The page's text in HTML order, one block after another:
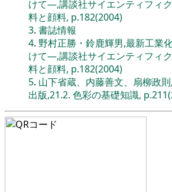
けて―,講談社サイエンティフィ
料と顔料, p.182(2004)
3. 書誌情報
4. 野村正勝・鈴鹿輝男,最新工業
けて―,講談社サイエンティフィ
料と顔料, p.182(2004)
5. 山下省蔵、内藤善文、扇柳政
出版,21.2. 色彩の基礎知識,